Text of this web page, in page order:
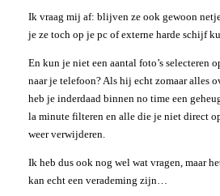
Ik vraag mij af: blijven ze ook gewoon
je ze toch op je pc of externe harde schijf
En kun je niet een aantal foto’s selecteren
naar je telefoon? Als hij echt zomaar alles
heb je inderdaad binnen no time een
la minute filteren en alle die je niet direct
weer verwijderen.
Ik heb dus ook nog wel wat vragen, maar
kan echt een verademing zijn…